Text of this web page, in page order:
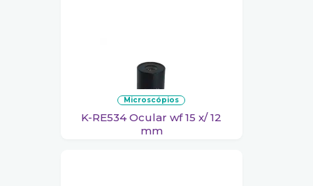
microscópios
K-RE534 Ocular wf 15 x/ 12
mm